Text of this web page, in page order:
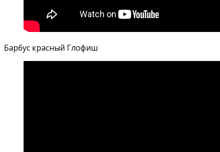
Барбус красный Глофиш